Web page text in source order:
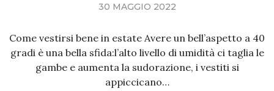
30 MAGGIO 2022
Come vestirsi bene in estate Avere un bell’aspetto a 40
gradi è una bella sfida:l’alto livello di umidità ci taglia le
gambe e aumenta la sudorazione, i vestiti si
appiccicano…